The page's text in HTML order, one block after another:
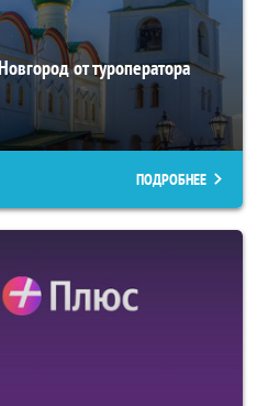
от туроператора
ПОДРОБНЕЕ